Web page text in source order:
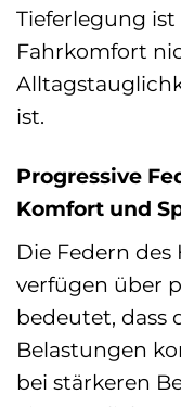
Tieferlegung ist
Fahrkomfort
ist.
Progressive
Komfort und
Die Federn des
verfügen über
bedeutet, dass
Belastungen
bei stärkeren